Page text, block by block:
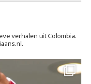
verhalen uit Colombia.